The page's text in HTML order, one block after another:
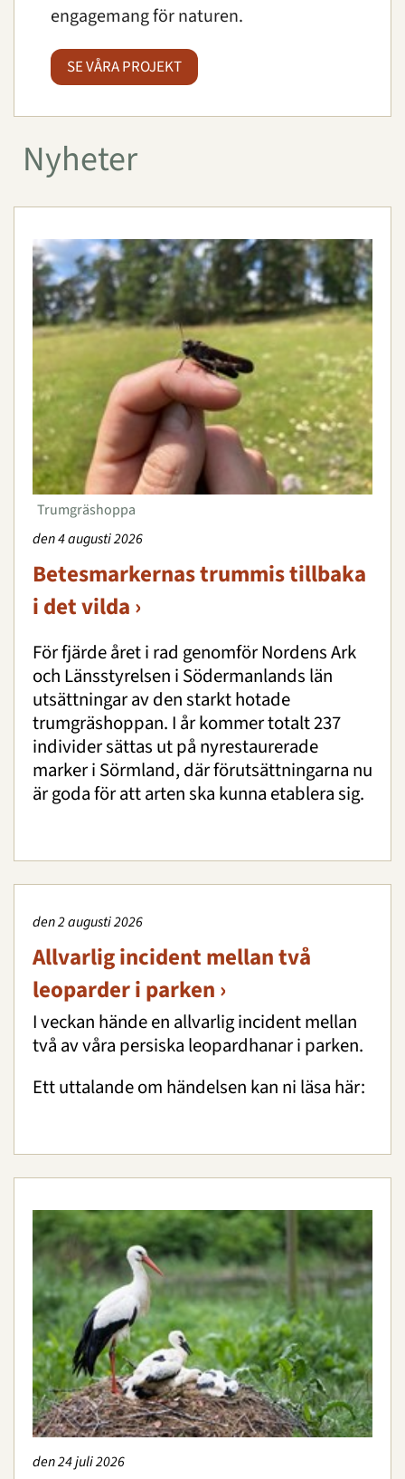
engagemang för naturen.
SE VÅRA PROJEKT
Nyheter
Trumgräshoppa
den 4 augusti 2026
Betesmarkernas trummis tillbaka
i det vilda ›
För fjärde året i rad genomför Nordens Ark
och Länsstyrelsen i Södermanlands län
utsättningar av den starkt hotade
trumgräshoppan. I år kommer totalt 237
individer sättas ut på nyrestaurerade
marker i Sörmland, där förutsättningarna nu
är goda för att arten ska kunna etablera sig.
den 2 augusti 2026
Allvarlig incident mellan två
leoparder i parken ›
I veckan hände en allvarlig incident mellan
två av våra persiska leopardhanar i parken.
Ett uttalande om händelsen kan ni läsa här:
den 24 juli 2026